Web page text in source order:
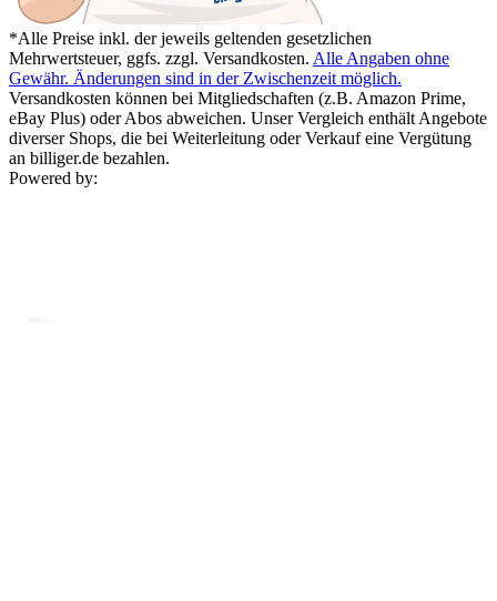
*Alle Preise inkl. der jeweils geltenden gesetzlichen
Mehrwertsteuer, ggfs. zzgl. Versandkosten. Alle Angaben ohne
Gewähr. Änderungen sind in der Zwischenzeit möglich.
Versandkosten können bei Mitgliedschaften (z.B. Amazon Prime,
eBay Plus) oder Abos abweichen. Unser Vergleich enthält Angebote
diverser Shops, die bei Weiterleitung oder Verkauf eine Vergütung
an billiger.de bezahlen.
Powered by: